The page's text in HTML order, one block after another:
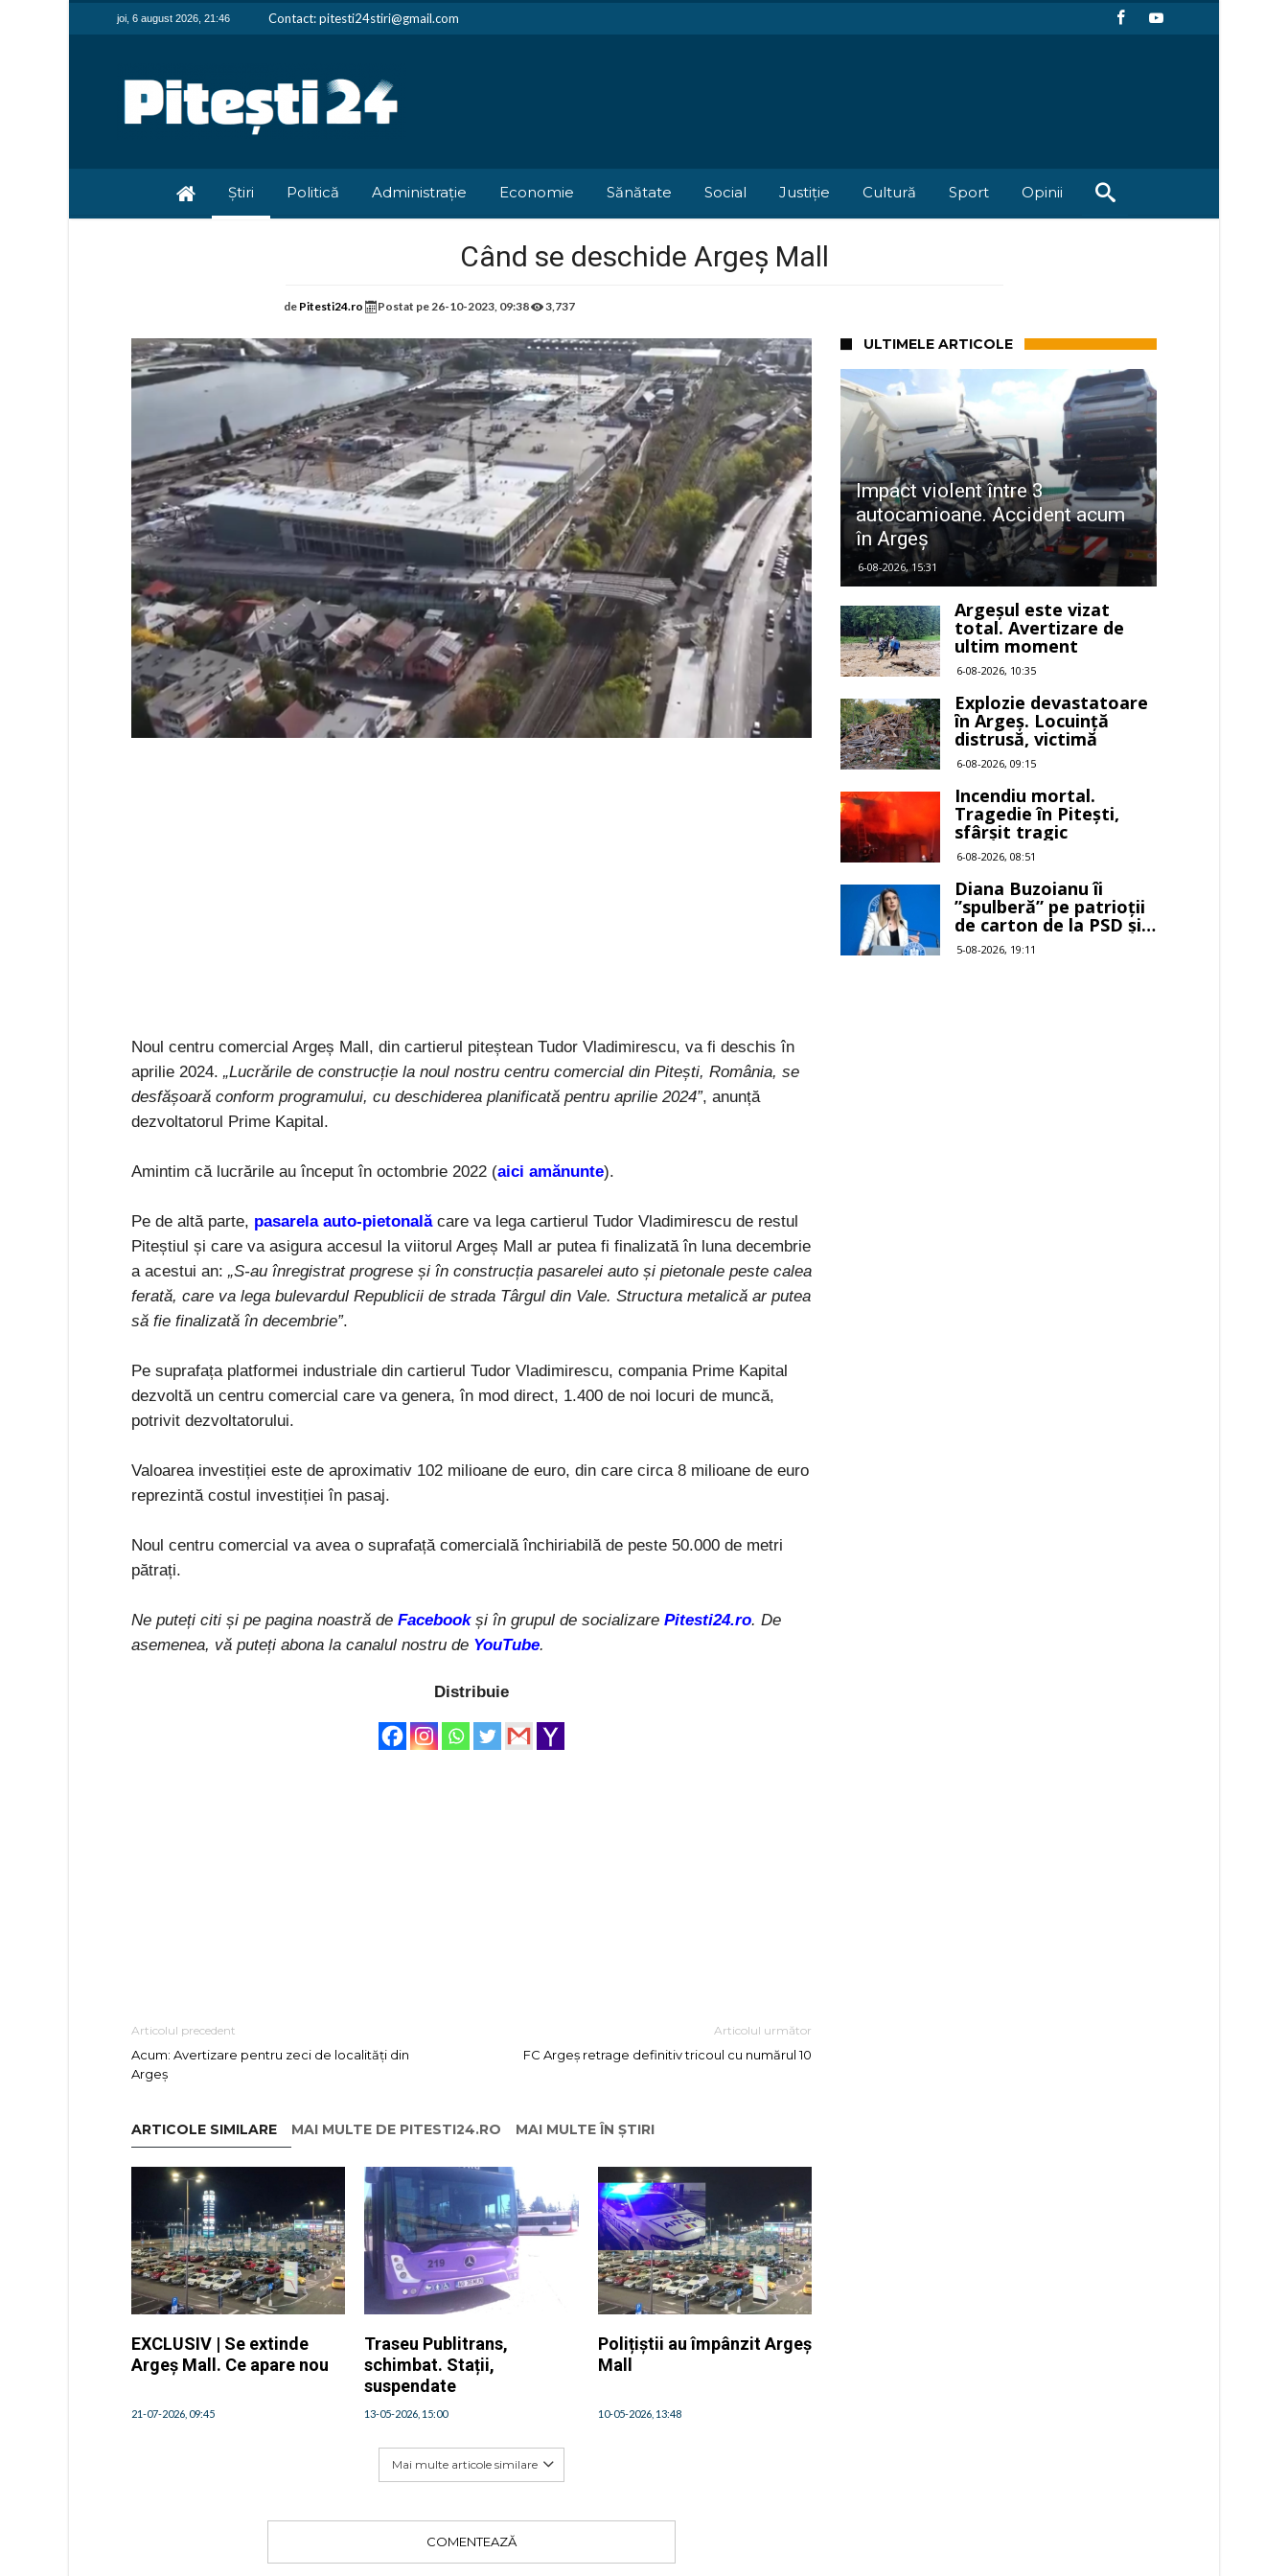
joi, 6 august 2026, 21:46 Contact: pitesti24stiri@gmail.com
Știri Politică Administrație Economie Sănătate Social Justiție Cultură Sport Opinii
Când se deschide Argeș Mall
de Pitesti24.ro Postat pe26-10-2023, 09:38 3,737
Noul centru comercial Argeș Mall, din cartierul piteștean Tudor Vladimirescu, va fi deschis în
aprilie 2024. „Lucrările de construcție la noul nostru centru comercial din Pitești, România, se
desfășoară conform programului, cu deschiderea planificată pentru aprilie 2024”, anunță
dezvoltatorul Prime Kapital.
Amintim că lucrările au început în octombrie 2022 (aici amănunte).
Pe de altă parte, pasarela auto-pietonalăcare va lega cartierul Tudor Vladimirescu de restul
Piteștiul și care va asigura accesul la viitorul Argeș Mall ar putea fi finalizată în luna decembrie
a acestui an: „S-au înregistrat progrese și în construcția pasarelei auto și pietonale peste calea
ferată, care va lega bulevardul Republicii de strada Târgul din Vale. Structura metalică ar putea
să fie finalizată în decembrie”.
Pe suprafața platformei industriale din cartierul Tudor Vladimirescu, compania Prime Kapital
dezvoltă un centru comercial care va genera, în mod direct, 1.400 de noi locuri de muncă,
potrivit dezvoltatorului.
Valoarea investiției este de aproximativ 102 milioane de euro, din care circa 8 milioane de euro
reprezintă costul investiției în pasaj.
Noul centru comercial va avea o suprafață comercială închiriabilă de peste 50.000 de metri
pătrați.
Ne puteți citi și pe pagina noastră de Facebook și în grupul de socializare Pitesti24.ro. De
asemenea, vă puteți abona la canalul nostru de YouTube.
Distribuie
Articolul precedent
Acum: Avertizare pentru zeci de localități din
Argeș
Articolul următor
FC Argeș retrage definitiv tricoul cu numărul 10
ARTICOLE SIMILARE MAI MULTE DE PITESTI24.RO MAI MULTE ÎN ȘTIRI
EXCLUSIV | Se extinde
Argeș Mall. Ce apare nou
21-07-2026, 09:45
Traseu Publitrans,
schimbat. Stații,
suspendate
13-05-2026, 15:00
Polițiștii au împânzit Argeș
Mall
10-05-2026, 13:48
Mai multe articole similare
COMENTEAZĂ
ULTIMELE ARTICOLE
Impact violent între 3
autocamioane. Accident acum
în Argeș
6-08-2026, 15:31
Argeșul este vizat
total. Avertizare de
ultim moment
6-08-2026, 10:35
Explozie devastatoare
în Argeș. Locuință
distrusă, victimă
6-08-2026, 09:15
Incendiu mortal.
Tragedie în Pitești,
sfârșit tragic
6-08-2026, 08:51
Diana Buzoianu îi
”spulberă” pe patrioții
de carton de la PSD și
AUR
5-08-2026, 19:11